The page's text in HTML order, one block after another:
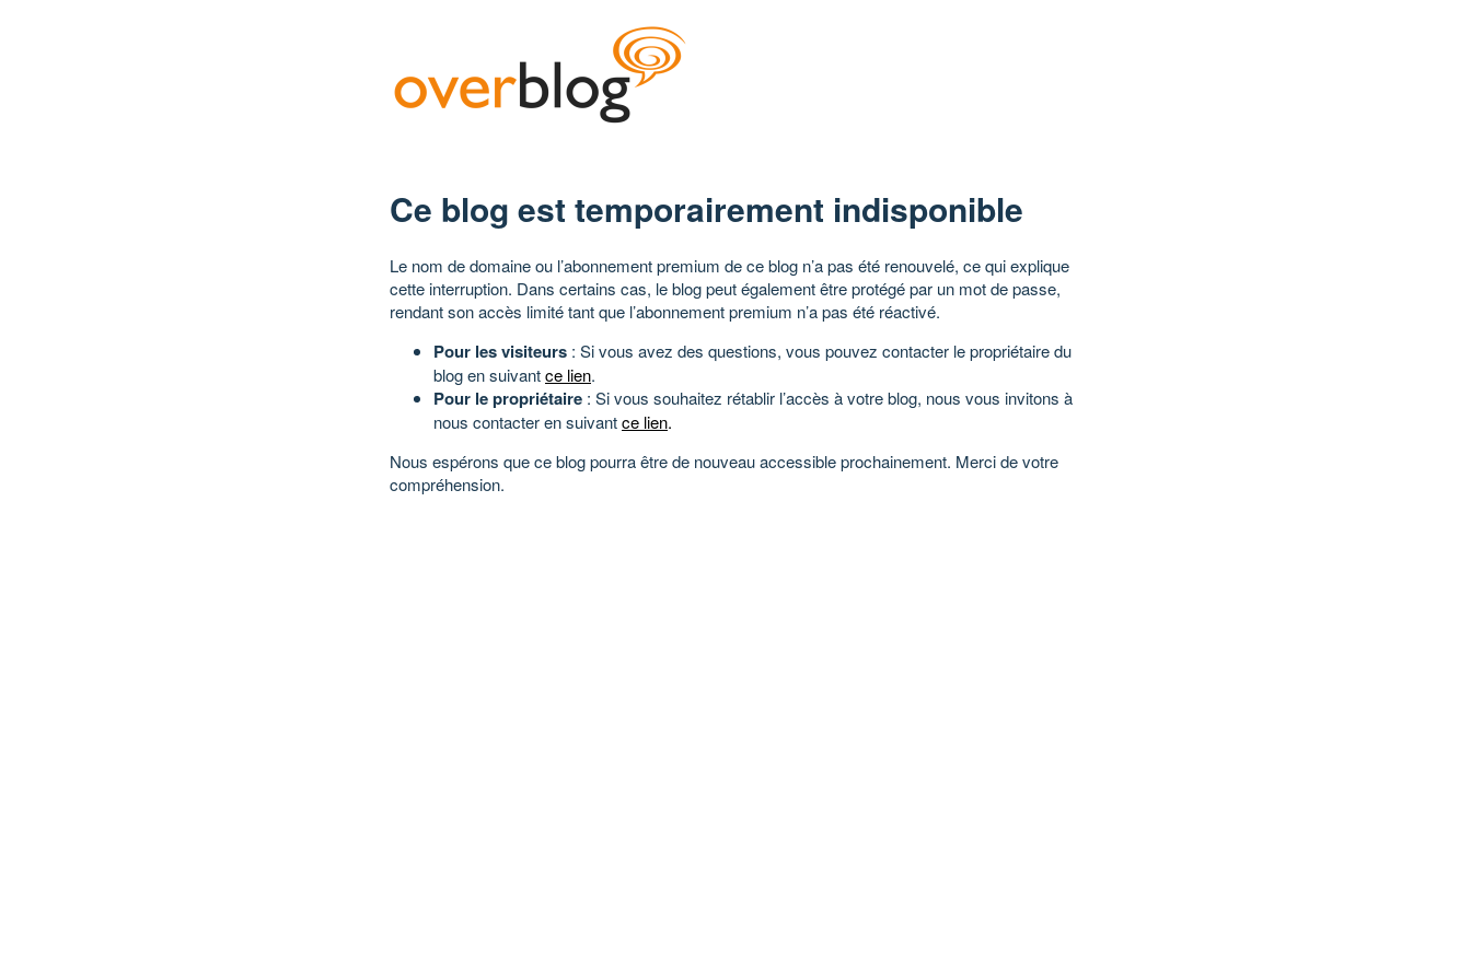
Ce blog est temporairement indisponible
Le nom de domaine ou l’abonnement premium de ce blog n’a pas été renouvelé, ce qui explique
cette interruption. Dans certains cas, le blog peut également être protégé par un mot de passe,
rendant son accès limité tant que l’abonnement premium n’a pas été réactivé.
Pour les visiteurs : Si vous avez des questions, vous pouvez contacter le propriétaire du
blog en suivantce lien.
Pour le propriétaire : Si vous souhaitez rétablir l’accès à votre blog, nous vous invitons à
nous contacter en suivantce lien.
Nous espérons que ce blog pourra être de nouveau accessible prochainement. Merci de votre
compréhension.